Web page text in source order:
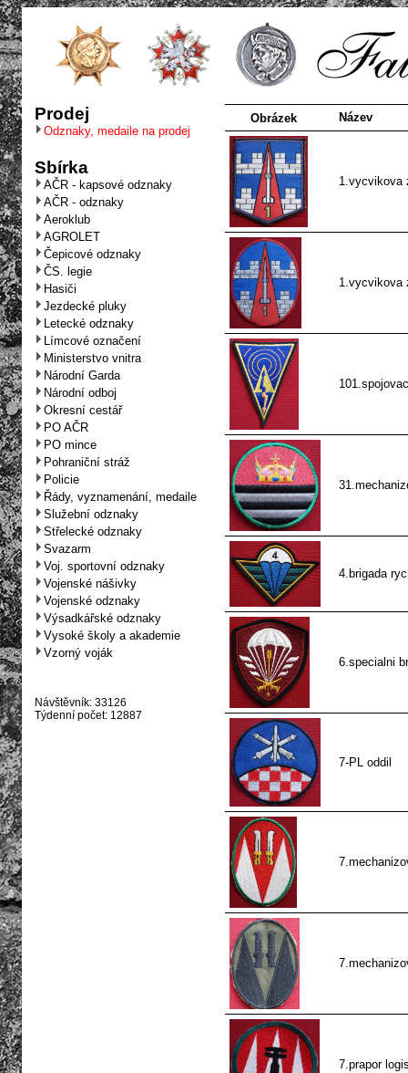
Prodej
Odznaky, medaile na prodej
Sbírka
AČR - kapsové odznaky
AČR - odznaky
Aeroklub
AGROLET
Čepicové odznaky
ČS. legie
Hasiči
Jezdecké pluky
Letecké odznaky
Límcové označení
Ministerstvo vnitra
Národní Garda
Národní odboj
Okresní cestář
PO AČR
PO mince
Pohraniční stráž
Policie
Řády, vyznamenání, medaile
Služební odznaky
Střelecké odznaky
Svazarm
Voj. sportovní odznaky
Vojenské nášivky
Vojenské odznaky
Výsadkářské odznaky
Vysoké školy a akademie
Vzorný voják
Návštěvník: 33126
Týdenní počet: 12887
Obrázek Název
1.vycvikova
1.vycvikova
4.brigada
6.specialni
7-PL oddil
7.prapor